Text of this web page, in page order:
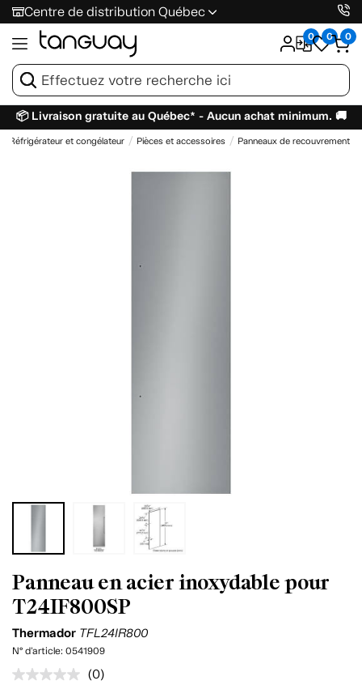
Centre de distribution Québec
0 0 0
📦 Livraison gratuite au Québec* - Aucun achat minimum. 🚚
Réfrigérateur et congélateur Pièces et accessoires Panneaux de recouvrement
Panneau en acier inoxydable pour
T24IF800SP
Thermador TFL24IR800
N° d'article: 0541909
Aucune
(0)